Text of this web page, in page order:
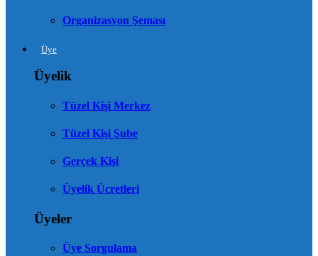
Organizasyon Şeması
Üye
Üyelik
Tüzel Kişi Merkez
Tüzel Kişi Şube
Gerçek Kişi
Üyelik Ücretleri
Üyeler
Üye Sorgulama